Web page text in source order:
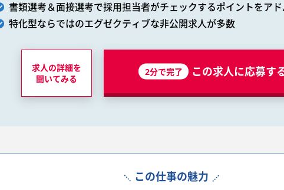
書類選考＆面接選考で採用担当者がチェックするポイントをア
特化型ならではのエグゼクティブな非公開求人が多数
求人の詳細を
聞いてみる
2分で完了 この求人に応募す
この仕事の魅力